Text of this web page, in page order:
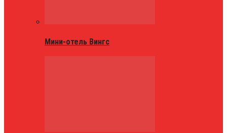
Мини-отель Вингс